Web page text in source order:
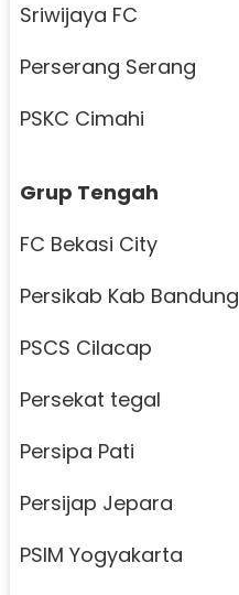
Sriwijaya FC
Perserang Serang
PSKC Cimahi
Grup Tengah
FC Bekasi City
Persikab Kab Bandung
PSCS Cilacap
Persekat tegal
Persipa Pati
Persijap Jepara
PSIM Yogyakarta